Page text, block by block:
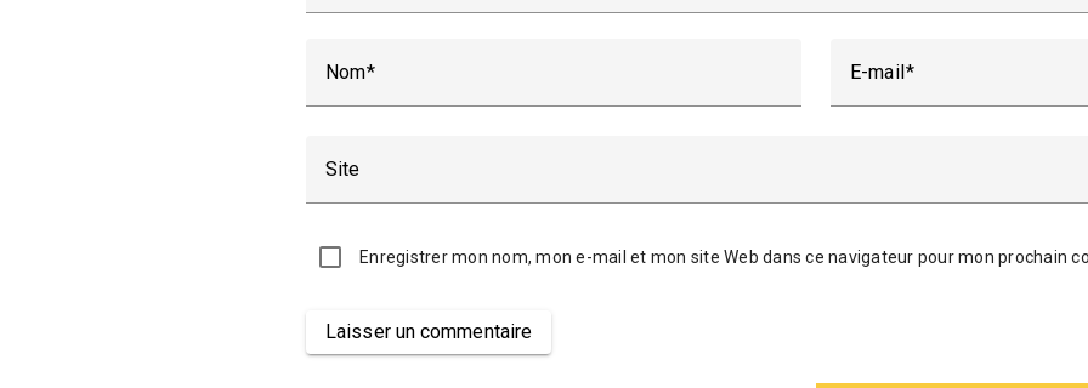
Nom E-mail
Site
Enregistrer mon nom, mon e-mail et mon site Web dans ce navigateur pour mon prochain
Laisser un commentaire